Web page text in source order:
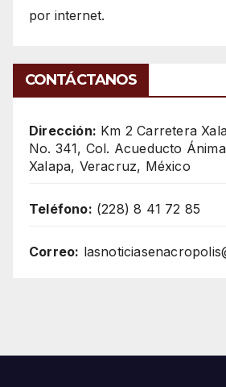
por internet.
CONTÁCTANOS
Dirección: Km 2 Carretera
No. 341, Col. Acueducto
Xalapa, Veracruz, México
Teléfono: (228) 8 41 72 85
Correo: